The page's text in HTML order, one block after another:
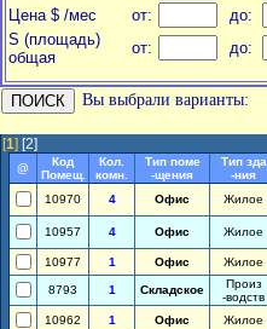
Цена $ /мес
от:
до:
S (площадь)
общая
от: до:
Вы выбрали варианты:
[1] [2]
@
Код
Помещ.
Кол.
комн.
Тип поме
-щения
Тип зда
-ния
10970 4 Офис Жилое
10957 4 Офис Жилое
10977 1 Офис Жилое
8793 1 Складское
Произ
-водств
10962 1 Офис Жилое